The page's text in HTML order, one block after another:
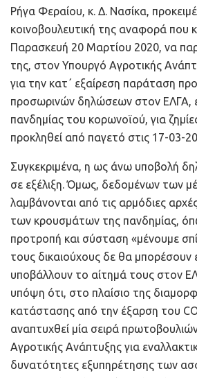
Ρήγα Φεραίου, κ. Δ. Νασίκα,
κοινοβουλευτική της αναφορά που
Παρασκευή 20 Μαρτίου 2020, να
της, στον Υπουργό Αγροτικής
για την κατ΄ εξαίρεση παράταση
προσωρινών δηλώσεων στον ΕΛΓΑ,
πανδημίας του κορωνοϊού, για
προκληθεί από παγετό στις 17-03-
Συγκεκριμένα, η ως άνω υποβολή
σε εξέλιξη. Όμως, δεδομένων των
λαμβάνονται από τις αρμόδιες
των κρουσμάτων της πανδημίας,
προτροπή και σύσταση «μένουμε
τους δικαιούχους δε θα μπορέσουν
υποβάλλουν το αίτημά τους στον
υπόψη ότι, στο πλαίσιο της
κατάστασης από την έξαρση του
αναπτυχθεί μία σειρά
Αγροτικής Ανάπτυξης για
δυνατότητες εξυπηρέτησης των